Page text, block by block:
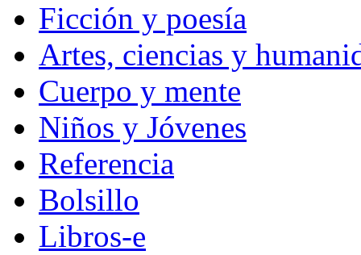
Ficción y poesía
Artes, ciencias y
Cuerpo y mente
Niños y Jóvenes
Referencia
Bolsillo
Libros-e